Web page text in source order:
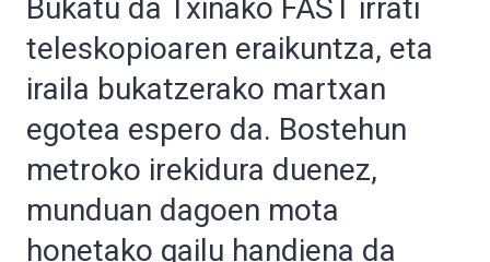
Bukatu da Txinako FAST irrati
teleskopioaren eraikuntza, eta
iraila bukatzerako martxan
egotea espero da. Bostehun
metroko irekidura duenez,
munduan dagoen mota
honetako gailu handiena da